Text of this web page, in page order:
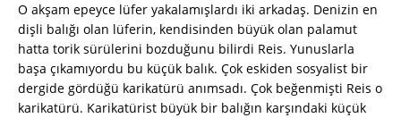
O akşam epeyce lüfer yakalamışlardı iki arkadaş. Denizin en
dişli balığı olan lüferin, kendisinden büyük olan palamut
hatta torik sürülerini bozduğunu bilirdi Reis. Yunuslarla
başa çıkamıyordu bu küçük balık. Çok eskiden sosyalist bir
dergide gördüğü karikatürü anımsadı. Çok beğenmişti Reis o
karikatürü. Karikatürist büyük bir balığın karşındaki küçük